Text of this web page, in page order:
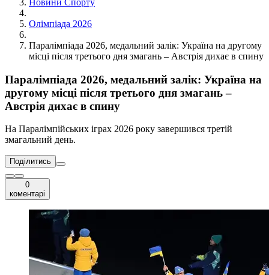
Новини Спорту
Олімпіада 2026
Паралімпіада 2026, медальний залік: Україна на другому
місці після третього дня змагань – Австрія дихає в спину
Паралімпіада 2026, медальний залік: Україна на
другому місці після третього дня змагань –
Австрія дихає в спину
На Паралімпійських іграх 2026 року завершився третій
змагальний день.
Поділитись
0
коментарі